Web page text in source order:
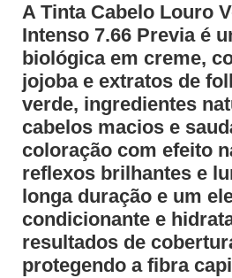
A Tinta Cabelo Louro
Intenso 7.66 Previa é
biológica em creme,
jojoba e extratos de
verde, ingredientes
cabelos macios e
coloração com efeito
reflexos brilhantes e
longa duração e um
condicionante e
resultados de
protegendo a fibra